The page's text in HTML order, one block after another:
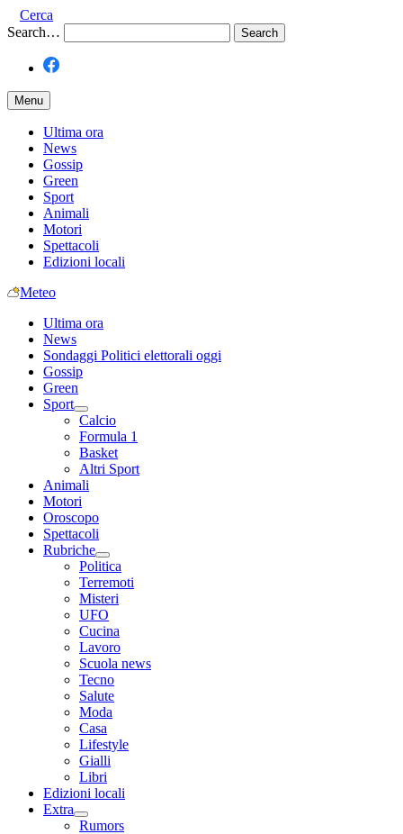
Cerca
Search…
Menu
Ultima ora
News
Gossip
Green
Sport
Animali
Motori
Spettacoli
Edizioni locali
Meteo
Ultima ora
News
Sondaggi Politici elettorali oggi
Gossip
Green
Sport
Calcio
Formula 1
Basket
Altri Sport
Animali
Motori
Oroscopo
Spettacoli
Rubriche
Politica
Terremoti
Misteri
UFO
Cucina
Lavoro
Scuola news
Tecno
Salute
Moda
Casa
Lifestyle
Gialli
Libri
Edizioni locali
Extra
Rumors